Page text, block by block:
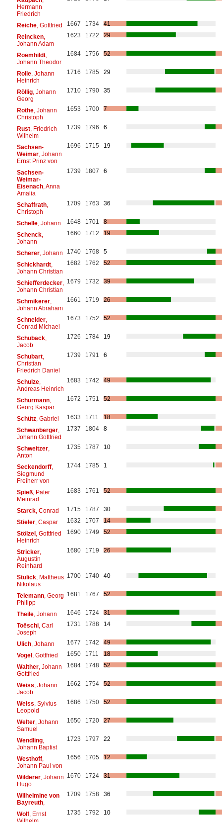
Hermann
Friedrich
Reiche, Gottfried 1667 1734
41
Reincken,
Johann Adam
1623 1722 29
Roemhildt,
Johann Theodor
1684 1756 52
Rolle, Johann
Heinrich
1716 1785 29
Röllig, Johann
Georg
1710 1790 35
Rothe, Johann
Christoph
1653 1700 7
Rust, Friedrich
Wilhelm
1739 1796 6
Sachsen-
Weimar, Johann
Ernst Prinz von
1696 1715 19
Sachsen-
Weimar-
Eisenach, Anna
Amalia
1739 1807 6
Schaffrath,
Christoph
1709 1763 36
Schelle, Johann 1648 1701
8
Schenck,
Johann
1660 1712 19
Scherer, Johann 1740 1768
5
Schickhardt,
Johann Christian
1682 1762 52
Schiefferdecker,
Johann Christian
1679 1732 39
Schmikerer,
Johann Abraham
1661 1719 26
Schneider,
Conrad Michael
1673 1752 52
Schuback,
Jacob
1726 1784 19
Schubart,
Christian
Friedrich Daniel
1739 1791 6
Schulze,
Andreas Heinrich
1683 1742 49
Schürmann,
Georg Kaspar
1672 1751 52
Schütz, Gabriel 1633 1711
18
Schwanberger,
Johann Gottfried
1737 1804 8
Schweitzer,
Anton
1735 1787 10
Seckendorff,
Siegmund
Freiherr von
1744 1785 1
Spieß, Pater
Meinrad
1683 1761 52
Starck, Conrad 1715 1787
30
Stieler, Caspar 1632 1707
14
Stölzel, Gottfried
Heinrich
1690 1749 52
Stricker,
Augustin
Reinhard
1680 1719 26
Stulick, Mattheus
Nikolaus
1700 1740 40
Telemann, Georg
Philipp
1681 1767 52
Theile, Johann 1646 1724
31
Toëschi, Carl
Joseph
1731 1788 14
Ulich, Johann 1677 1742
49
Vogel, Gottfried 1650 1711
18
Walther, Johann
Gottfried
1684 1748 52
Weiss , Johann
Jacob
1662 1754 52
Weiss , Sylvius
Leopold
1686 1750 52
Welter, Johann
Samuel
1650 1720 27
Wendling,
Johann Baptist
1723 1797 22
Westhoff,
Johann Paul von
1656 1705 12
Wilderer, Johann
Hugo
1670 1724 31
Wilhelmine von
Bayreuth,
1709 1758 36
Wolf, Ernst
1735 1792 10